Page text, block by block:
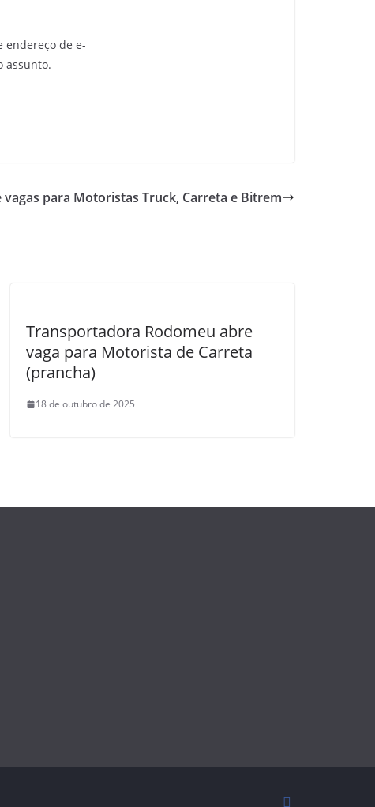
endereço de e-
assunto.
para Motoristas Truck, Carreta e Bitrem
Transportadora Rodomeu abre
vaga para Motorista de Carreta
(prancha)
18 de outubro de 2025